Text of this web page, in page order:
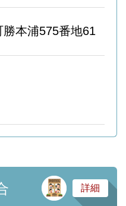
本浦575番地61
サ
詳細